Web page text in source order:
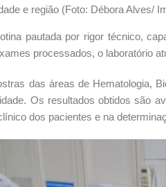
e região (Foto: Débora Alves/
pautada por rigor técnico,
processados, o laboratório
das áreas de Hematologia,
Os resultados obtidos são
dos pacientes e na